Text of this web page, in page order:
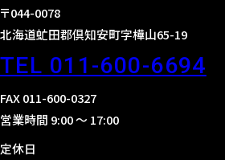
〒044-0078
北海道虻田郡倶知安町字樺山65-19
TEL 011-600-6694
FAX 011-600-0327
営業時間 9:00 〜 17:00
定休日